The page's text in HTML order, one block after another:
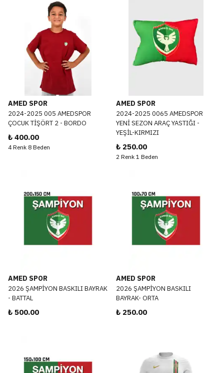
AMED SPOR
2024-2025 005 AMEDSPOR
ÇOCUK TİŞÖRT 2 - BORDO
₺ 400.00
4 Renk 8 Beden
AMED SPOR
2024-2025 0065 AMEDSPOR
YENİ SEZON ARAÇ YASTIĞI -
YEŞİL-KIRMIZI
₺ 250.00
2 Renk 1 Beden
AMED SPOR
2026 ŞAMPİYON BASKILI BAYRAK
- BATTAL
₺ 500.00
AMED SPOR
2026 ŞAMPİYON BASKILI
BAYRAK- ORTA
₺ 250.00